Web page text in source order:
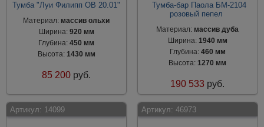
Тумба "Луи Филипп ОВ 20.01"
Материал: массив ольхи
Ширина: 920 мм
Глубина:450 мм
Высота: 1430 мм
85 200 руб.
Тумба-бар Паола БМ-2104
розовый пепел
Материал: массив дуба
Ширина: 1940 мм
Глубина: 460 мм
Высота:1270 мм
190 533 руб.
Артикул: 14099 Артикул: 46973